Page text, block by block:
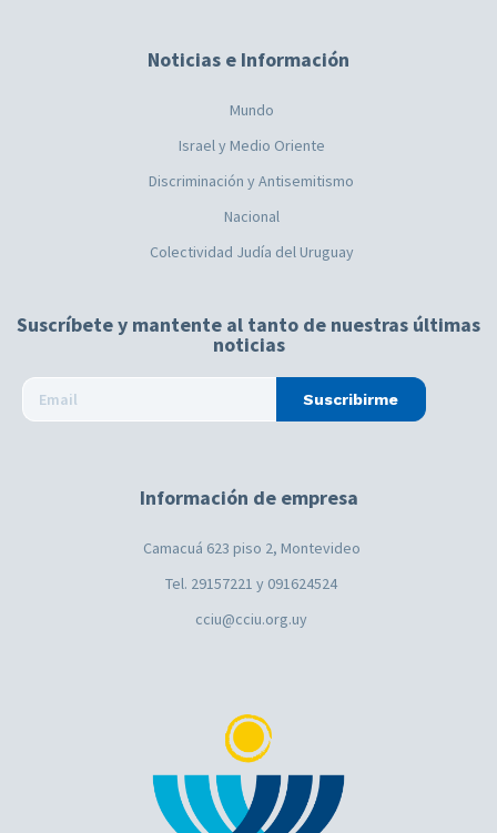
Noticias e Información
Mundo
Israel y Medio Oriente
Discriminación y Antisemitismo
Nacional
Colectividad Judía del Uruguay
Suscríbete y mantente al tanto de nuestras últimas
noticias
Suscribirme
Información de empresa
Camacuá 623 piso 2, Montevideo
Tel. 29157221 y 091624524
cciu@cciu.org.uy